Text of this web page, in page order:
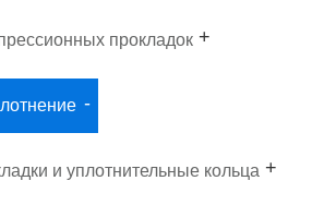
прокладок
и уплотнительные кольца